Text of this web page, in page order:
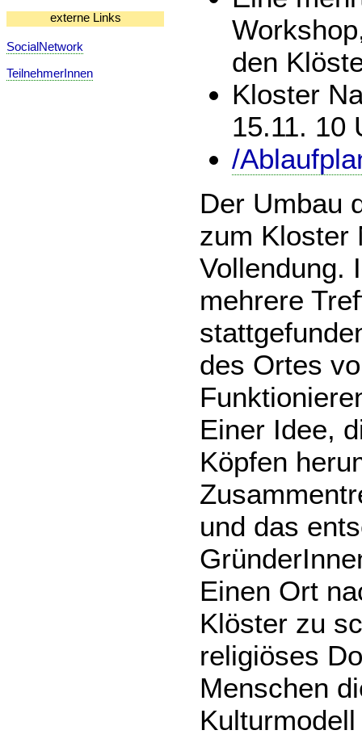
externe Links
SocialNetwork
TeilnehmerInnen
den
Kloster
15.11. 10
/
Der Umbau
zum Kloster
Vollendung.
mehrere
des Ortes
Einer Idee,
Köpfen
und das
Einen Ort
Klöster zu
religiöses
Menschen